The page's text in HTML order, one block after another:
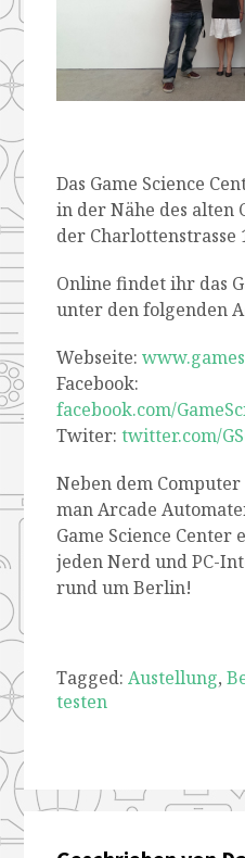
Das Game Science
in der Nähe des alten
der Charlottenstrasse
Online findet ihr das
unter den folgenden
Webseite:
Facebook:
facebook.com/
Twiter:twitter.com/
Neben dem
man Arcade
Game Science
jeden Nerd und PC-
rund um Berlin!
Tagged:Austellung,
testen